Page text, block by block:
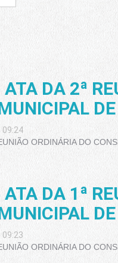
DA 2ª
09:24
ORDINÁRIA DO
DA 1ª
ORDINÁRIA DO